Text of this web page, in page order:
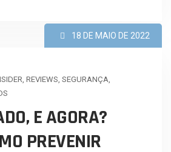
18 DE MAIO DE 2022
, REVIEWS, SEGURANÇA,
E AGORA?
PREVENIR